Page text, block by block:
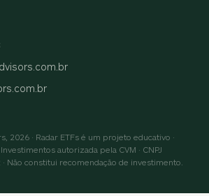
2026 · Radar ETFs é um projeto educativo ·
autorizada pela CVM · CNPJ
Não constitui recomendação de investimento.